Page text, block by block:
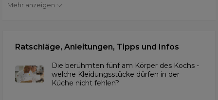
Mehr anzeigen
Ratschläge, Anleitungen, Tipps und Infos
Die berühmten fünf am Körper des Kochs -
welche Kleidungsstücke dürfen in der
Küche nicht fehlen?